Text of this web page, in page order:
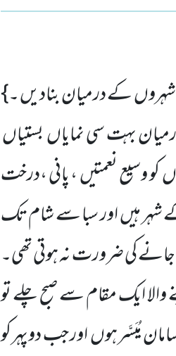
کے درمیان بنادیں ۔}
بہت سی نمایاں بستیاں
وسیع نعمتیں ، پانی ،درخت
ہیں اور سبا سے شام تک
کی ضرورت نہ ہوتی تھی۔
والا ایک مقام سے صبح چلے تو
مُیَسَّر ہوں اور جب دوپہر کو